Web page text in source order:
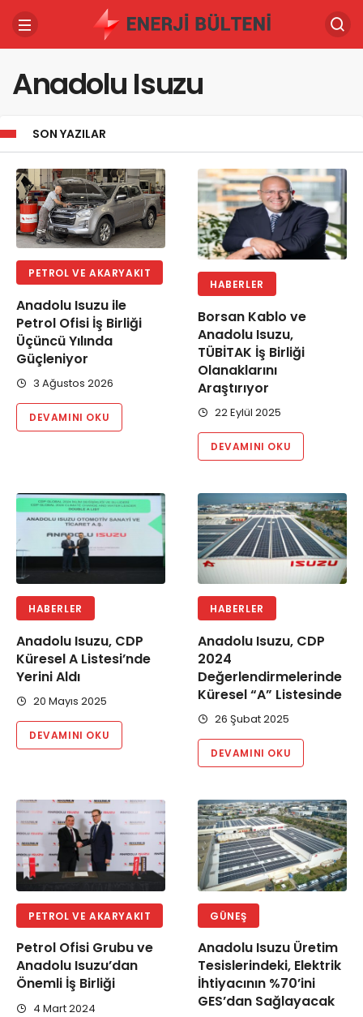
Anadolu Isuzu
SON YAZILAR
PETROL VE AKARYAKIT
Anadolu Isuzu ile
Petrol Ofisi İş Birliği
Üçüncü Yılında
Güçleniyor
3 Ağustos 2026
DEVAMINI OKU
HABERLER
Borsan Kablo ve
Anadolu Isuzu,
TÜBİTAK İş Birliği
Olanaklarını
Araştırıyor
22 Eylül 2025
DEVAMINI OKU
HABERLER
Anadolu Isuzu, CDP
Küresel A Listesi’nde
Yerini Aldı
20 Mayıs 2025
DEVAMINI OKU
HABERLER
Anadolu Isuzu, CDP
2024
Değerlendirmelerinde
Küresel “A” Listesinde
26 Şubat 2025
DEVAMINI OKU
PETROL VE AKARYAKIT
Petrol Ofisi Grubu ve
Anadolu Isuzu’dan
Önemli İş Birliği
4 Mart 2024
GÜNEŞ
Anadolu Isuzu Üretim
Tesislerindeki, Elektrik
İhtiyacının %70’ini
GES’dan Sağlayacak